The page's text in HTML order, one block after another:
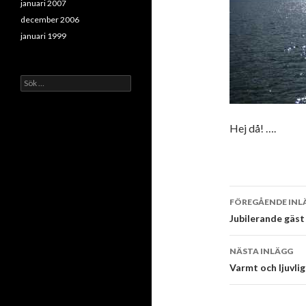
Hej då! ….
FÖREGÅENDE
Jubilerande
NÄSTA INLÄGG
Varmt och
januari 2007
december 2006
januari 1999
Sök
efter: